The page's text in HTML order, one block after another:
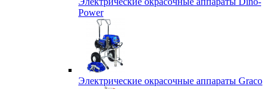
Power
Электрические окрасочные аппараты Graco